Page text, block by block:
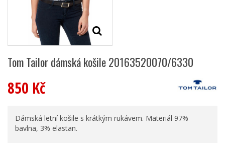
Tom Tailor dámská košile 20163520070/6330
850 Kč
Dámská letní košile s krátkým rukávem. Materiál 97%
bavlna, 3% elastan.